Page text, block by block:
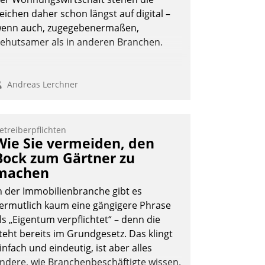
daher schon längst auf digital –
auch, zugegebenermaßen,
als in anderen Branchen.
Andreas Lerchner
Sie vermeiden, den
zum Gärtner zu
der Immobilienbranche gibt es
kaum eine gängigere Phrase
„Eigentum verpflichtet“ – denn die
bereits im Grundgesetz. Das klingt
und eindeutig, ist aber alles
wie Branchenbeschäftigte wissen.